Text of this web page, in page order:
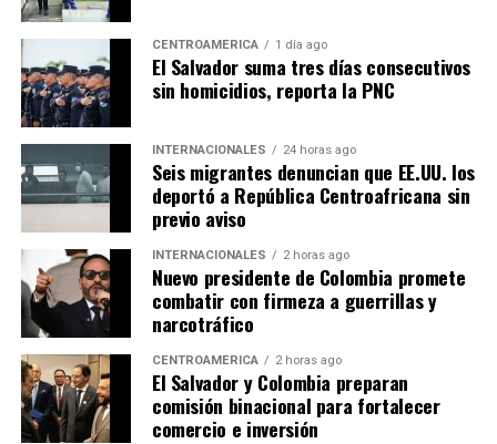
CENTROAMÉRICA 1 día ago
El Salvador suma tres días consecutivos
sin homicidios, reporta la PNC
INTERNACIONALES 24 horas ago
Seis migrantes denuncian que EE.UU. los
deportó a República Centroafricana sin
previo aviso
INTERNACIONALES 2 horas ago
Nuevo presidente de Colombia promete
combatir con firmeza a guerrillas y
narcotráfico
CENTROAMÉRICA 2 horas ago
El Salvador y Colombia preparan
comisión binacional para fortalecer
comercio e inversión